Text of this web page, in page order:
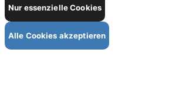
Nur essenzielle Cookies
Alle Cookies akzeptieren